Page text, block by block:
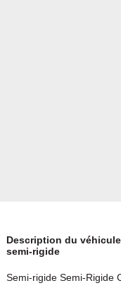
Description du
semi-rigide
Semi-rigide Semi-Rigide